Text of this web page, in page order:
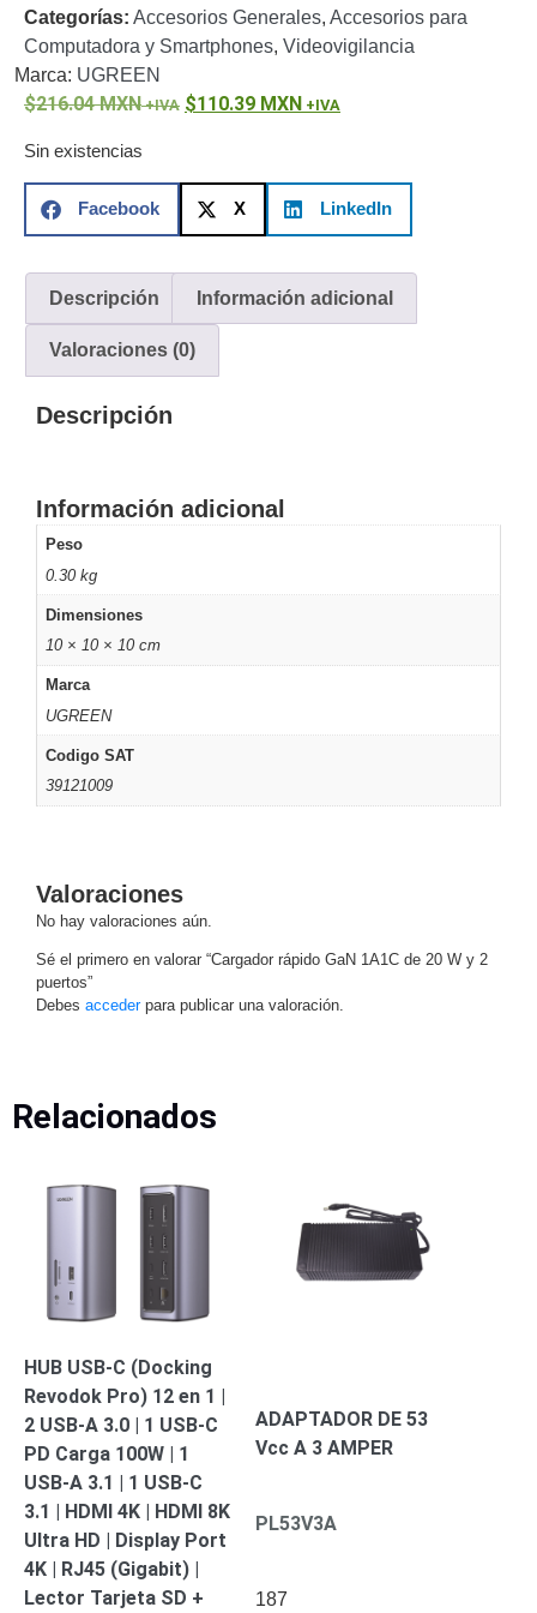
o
RefaccionesProbadores
de
VideoTransceptores
de Video
Adaptador
RCAAudio
y
Armados -
ÓpticaPara
Alimentación
ElectricidadRG59
Tipo
CaP Telefónico
/ DVI /
HDMI
Cámaras
IP y NVRs
Ambientes
Decodificadores
de
VideoCuboDomo
/ Eyeball /
TurretFisheye
Motorizado
NVRs
Network
RecordersOcultas
Profesionales
Caja
Térmicas
Inalámbricas
Cámaras
y DVRs
HD
TurboHD
/ AHD /
HD-TVI
Ambientes
SalinosAntiexplosión
/ Eyeball /
Categorías: Accesorios Generales, Accesorios para
Computadora y Smartphones, Videovigilancia
Marca: UGREEN
216.04MXN 110.39 MXN
Sin existencias
Facebook X LinkedIn
Descripción Información adicional
Valoraciones (0)
Descripción
Información adicional
Peso
0.30 kg
Dimensiones
10 × 10 × 10 cm
Marca
UGREEN
Codigo SAT
39121009
Valoraciones
No hay valoraciones aún.
Sé el primero en valorar “Cargador rápido GaN 1A1C de 20 W y 2
puertos”
Debes accederpara publicar una valoración.
Relacionados
HUB USB-C (Docking
Revodok Pro) 12 en 1 |
2 USB-A 3.0 | 1 USB-C
PD Carga 100W | 1
USB-A 3.1 | 1 USB-C
3.1 | HDMI 4K | HDMI 8K
Ultra HD | Display Port
4K | RJ45 (Gigabit) |
Lector Tarjeta SD +
ADAPTADOR DE 53
Vcc A 3 AMPER
PL53V3A
187